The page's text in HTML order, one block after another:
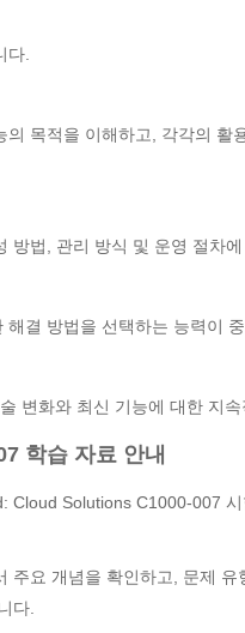
다.
목적을 이해하고, 각각의 활
방법, 관리 방식 및 운영 절차
결 방법을 선택하는 능력이
변화와 최신 기능에 대한 지속
학습 자료 안내
Cloud Solutions C1000-007
주요 개념을 확인하고, 문제
다.